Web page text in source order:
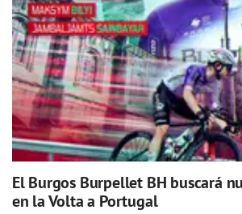
El Burgos Burpellet BH buscará
en la Volta a Portugal